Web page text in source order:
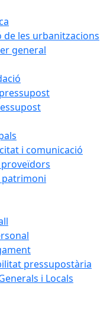
de les urbanitzacions
general
i comunicació
pressupostària
i Locals